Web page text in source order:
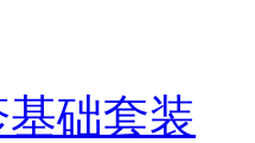
础套装